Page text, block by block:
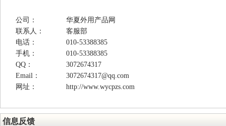
公司：
华夏外用产品网
联系人：
客服部
电话：
010-53388385
手机：
010-53388385
QQ：
3072674317
Email：
3072674317@qq.com
网址：
http://www.wycpzs.com
信息反馈